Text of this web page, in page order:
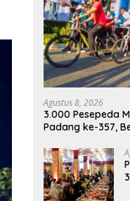
Agustus 8, 2026
3.000 Pesepeda
Padang ke-357,